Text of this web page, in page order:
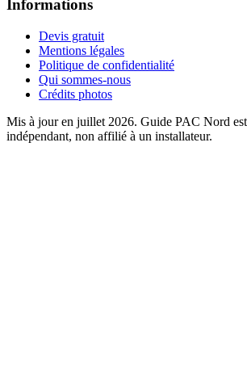
Informations
Devis gratuit
Mentions légales
Politique de confidentialité
Qui sommes-nous
Crédits photos
Mis à jour en juillet 2026. Guide PAC Nord
indépendant, non affilié à un installateur.